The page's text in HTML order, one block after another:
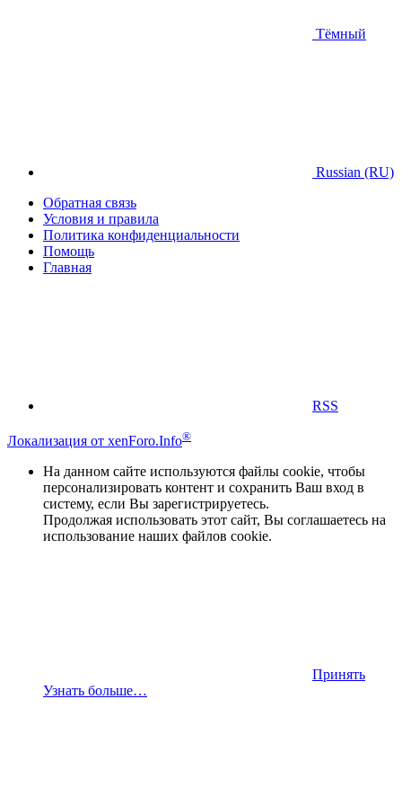
Тёмный
Russian (RU)
Обратная связь
Условия и правила
Политика конфиденциальности
Помощь
Главная
RSS
Локализация от xenForo.Info®
На данном сайте используются файлы cookie, чтобы
персонализировать контент и сохранить Ваш вход в
систему, если Вы зарегистрируетесь.
Продолжая использовать этот сайт, Вы соглашаетесь на
использование наших файлов cookie.
Принять
Узнать больше…